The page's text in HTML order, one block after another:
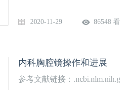
2020-11-29 86548
内科胸腔镜操作和进展
参考文献链接：